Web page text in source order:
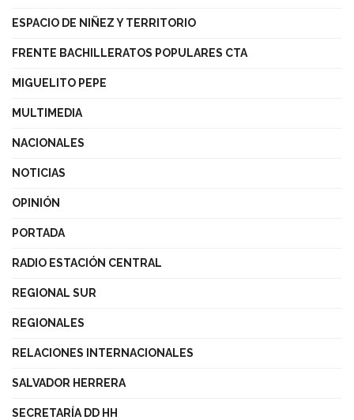
ESPACIO DE NIÑEZ Y TERRITORIO
FRENTE BACHILLERATOS POPULARES CTA
MIGUELITO PEPE
MULTIMEDIA
NACIONALES
NOTICIAS
OPINIÓN
PORTADA
RADIO ESTACIÓN CENTRAL
REGIONAL SUR
REGIONALES
RELACIONES INTERNACIONALES
SALVADOR HERRERA
SECRETARÍA DD HH